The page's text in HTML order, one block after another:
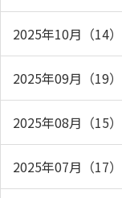
2025年10月（14）
2025年09月（19）
2025年08月（15）
2025年07月（17）